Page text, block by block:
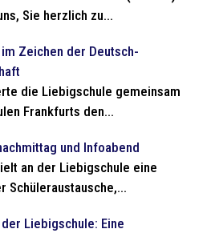
Sie herzlich zu...
im Zeichen der Deutsch-
die Liebigschule gemeinsam
Frankfurts den...
und Infoabend
an der Liebigschule eine
Schüleraustausche,...
Liebigschule: Eine